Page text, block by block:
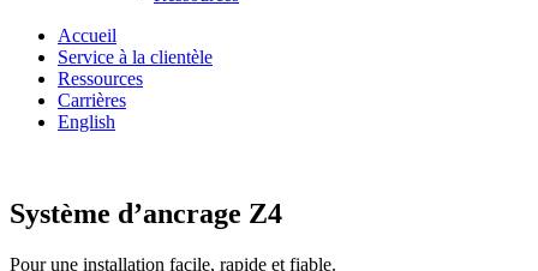
Accueil
Service à la clientèle
Ressources
Carrières
English
Système d’ancrage Z4
Pour une installation facile, rapide et fiable.